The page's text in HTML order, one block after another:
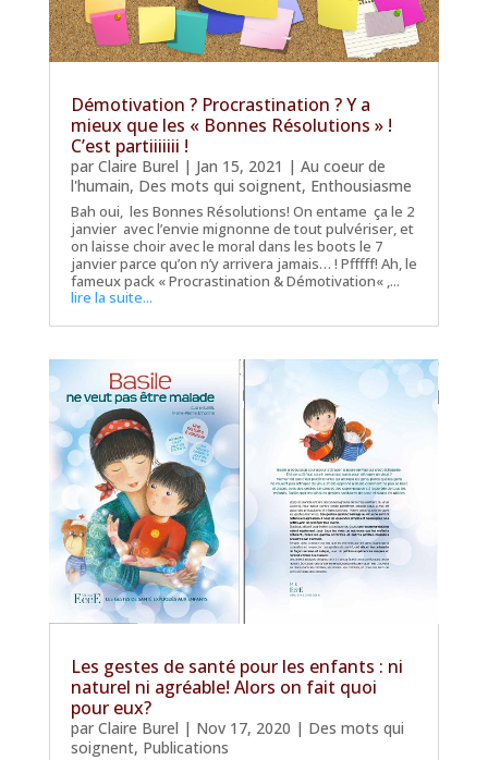
Démotivation ? Procrastination ? Y a
mieux que les « Bonnes Résolutions » !
C’est partiiiiiii !
par Claire Burel | Jan 15, 2021 | Au coeur de
l'humain, Des mots qui soignent, Enthousiasme
Bah oui, les Bonnes Résolutions! On entame ça le 2
janvier avec l’envie mignonne de tout pulvériser, et
on laisse choir avec le moral dans les boots le 7
janvier parce qu’on n’y arrivera jamais… ! Pfffff! Ah, le
fameux pack « Procrastination & Démotivation« ,...
lire la suite...
Les gestes de santé pour les enfants : ni
naturel ni agréable! Alors on fait quoi
pour eux?
par Claire Burel | Nov 17, 2020 | Des mots qui
soignent, Publications